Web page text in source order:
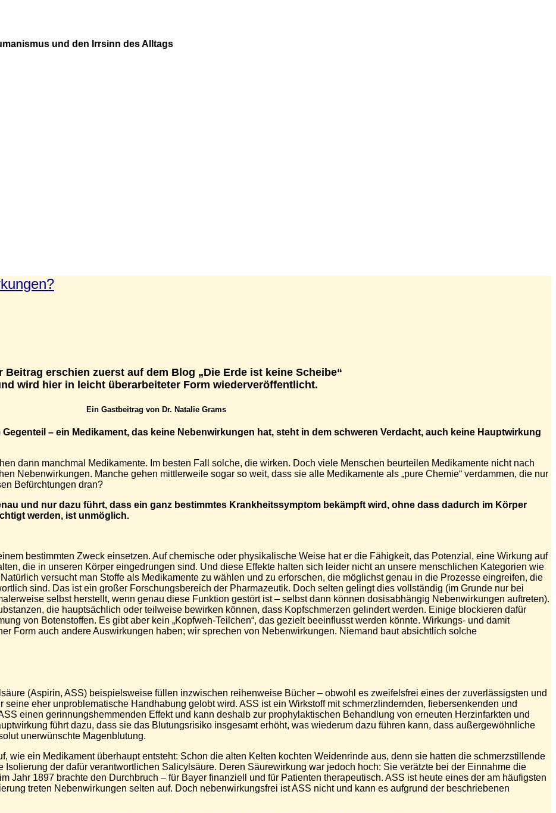
und den Irrsinn des Alltags
Beitrag erschien zuerst auf dem Blog „Die Erde ist keine Scheibe“
wird hier in leicht überarbeiteter Form wiederveröffentlicht.
Ein Gastbeitrag von Dr. Natalie Grams
– ein Medikament, das keine Nebenwirkungen hat, steht in dem schweren Verdacht, auch keine Hauptwirkung
dann manchmal Medikamente. Im besten Fall solche, die wirken. Doch viele Menschen beurteilen Medikamente nicht nach
Nebenwirkungen. Manche gehen mittlerweile sogar so weit, dass sie alle Medikamente als „pure Chemie“ verdammen, die nur
Befürchtungen dran?
und nur dazu führt, dass ein ganz bestimmtes Krankheitssymptom bekämpft wird, ohne dass dadurch im Körper
werden, ist unmöglich.
bestimmten Zweck einsetzen. Auf chemische oder physikalische Weise hat er die Fähigkeit, das Potenzial, eine Wirkung auf
die in unseren Körper eingedrungen sind. Und diese Effekte halten sich leider nicht an unsere menschlichen Kategorien wie
Natürlich versucht man Stoffe als Medikamente zu wählen und zu erforschen, die möglichst genau in die Prozesse eingreifen, die
sind. Das ist ein großer Forschungsbereich der Pharmazeutik. Doch selten gelingt dies vollständig (im Grunde nur bei
selbst herstellt, wenn genau diese Funktion gestört ist – selbst dann können dosisabhängig Nebenwirkungen auftreten).
die hauptsächlich oder teilweise bewirken können, dass Kopfschmerzen gelindert werden. Einige blockieren dafür
von Botenstoffen. Es gibt aber kein „Kopfweh-Teilchen“, das gezielt beeinflusst werden könnte. Wirkungs- und damit
Form auch andere Auswirkungen haben; wir sprechen von Nebenwirkungen. Niemand baut absichtlich solche
(Aspirin, ASS) beispielsweise füllen inzwischen reihenweise Bücher – obwohl es zweifelsfrei eines der zuverlässigsten und
eher unproblematische Handhabung gelobt wird. ASS ist ein Wirkstoff mit schmerzlindernden, fiebersenkenden und
einen gerinnungshemmenden Effekt und kann deshalb zur prophylaktischen Behandlung von erneuten Herzinfarkten und
führt dazu, dass sie das Blutungsrisiko insgesamt erhöht, was wiederum dazu führen kann, dass außergewöhnliche
unerwünschte Magenblutung.
wie ein Medikament überhaupt entsteht: Schon die alten Kelten kochten Weidenrinde aus, denn sie hatten die schmerzstillende
der dafür verantwortlichen Salicylsäure. Deren Säurewirkung war jedoch hoch: Sie verätzte bei der Einnahme die
Jahr 1897 brachte den Durchbruch – für Bayer finanziell und für Patienten therapeutisch. ASS ist heute eines der am häufigsten
treten Nebenwirkungen selten auf. Doch nebenwirkungsfrei ist ASS nicht und kann es aufgrund der beschriebenen